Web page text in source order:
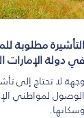
التأشيرة مطلوبة
في دولة الإمارات
وجهة لا تحتاج إلى
الوصول لمواطني
وسكانها.